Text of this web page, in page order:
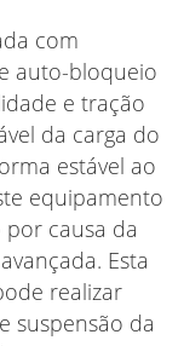
com
auto-bloqueio
e tração
da carga do
estável ao
equipamento
causa da
Esta
realizar
suspensão da